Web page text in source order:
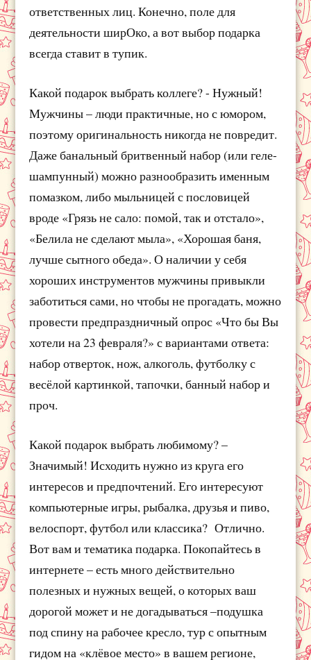
ответственных лиц. Конечно, поле для
деятельности ширОко, а вот выбор подарка
всегда ставит в тупик.
Какой подарок выбрать коллеге? - Нужный!
Мужчины – люди практичные, но с юмором,
поэтому оригинальность никогда не повредит.
Даже банальный бритвенный набор (или геле-
шампунный) можно разнообразить именным
помазком, либо мыльницей с пословицей
вроде «Грязь не сало: помой, так и отстало»,
«Белила не сделают мыла», «Хорошая баня,
лучше сытного обеда». О наличии у себя
хороших инструментов мужчины привыкли
заботиться сами, но чтобы не прогадать, можно
провести предпраздничный опрос «Что бы Вы
хотели на 23 февраля?» с вариантами ответа:
набор отверток, нож, алкоголь, футболку с
весёлой картинкой, тапочки, банный набор и
проч.
Какой подарок выбрать любимому? –
Значимый! Исходить нужно из круга его
интересов и предпочтений. Его интересуют
компьютерные игры, рыбалка, друзья и пиво,
велоспорт, футбол или классика? Отлично.
Вот вам и тематика подарка. Покопайтесь в
интернете – есть много действительно
полезных и нужных вещей, о которых ваш
дорогой может и не догадываться –подушка
под спину на рабочее кресло, тур с опытным
гидом на «клёвое место» в вашем регионе,